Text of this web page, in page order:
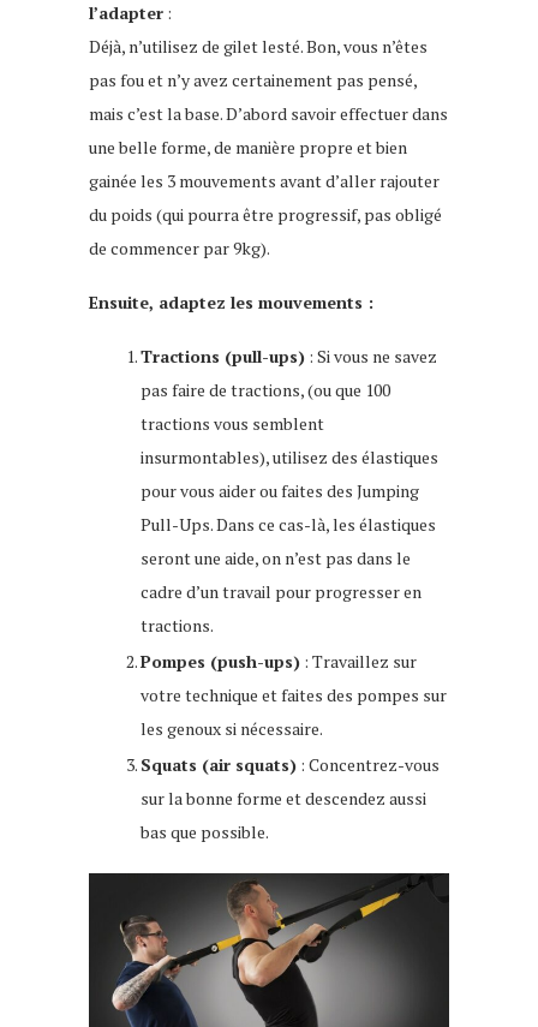
l’adapter :
Déjà, n’utilisez de gilet lesté. Bon, vous n’êtes
pas fou et n’y avez certainement pas pensé,
mais c’est la base. D’abord savoir effectuer dans
une belle forme, de manière propre et bien
gainée les 3 mouvements avant d’aller rajouter
du poids (qui pourra être progressif, pas obligé
de commencer par 9kg).
Ensuite, adaptez les mouvements :
Tractions (pull-ups) : Si vous ne savez
pas faire de tractions, (ou que 100
tractions vous semblent
insurmontables), utilisez des élastiques
pour vous aider ou faites des Jumping
Pull-Ups. Dans ce cas-là, les élastiques
seront une aide, on n’est pas dans le
cadre d’un travail pour progresser en
tractions.
Pompes (push-ups) : Travaillez sur
votre technique et faites des pompes sur
les genoux si nécessaire.
Squats (air squats) : Concentrez-vous
sur la bonne forme et descendez aussi
bas que possible.